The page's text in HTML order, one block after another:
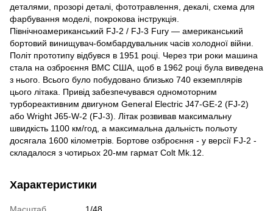
деталями, прозорі деталі, фототравлення, декалі, схема для
фарбування моделі, покрокова інструкція.
Північноамериканський FJ-2 / FJ-3 Fury — американський
бортовий винищувач-бомбардувальник часів холодної війни.
Політ прототипу відбувся в 1951 році. Через три роки машина
стала на озброєння ВМС США, щоб в 1962 році була виведена
з нього. Всього було побудовано близько 740 екземплярів
цього літака. Привід забезпечувався одномоторним
турбореактивним двигуном General Electric J47-GE-2 (FJ-2)
або Wright J65-W-2 (FJ-3). Літак розвивав максимальну
швидкість 1100 км/год, а максимальна дальність польоту
досягала 1600 кілометрів. Бортове озброєння - у версії FJ-2 -
складалося з чотирьох 20-мм гармат Colt Mk.12.
Характеристики